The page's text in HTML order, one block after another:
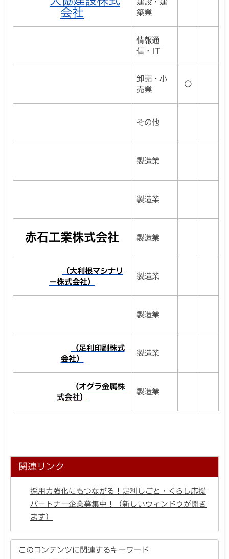
会社
築業
情報通
信・IT
卸売・小
売業
〇
その他
製造業
製造業
赤石工業株式会社 製造業
（大利根マシナリ
ー株式会社）
製造業
製造業
（足利印刷株式
会社）
製造業
（オグラ金属株
式会社）
製造業
関連リンク
採用力強化にもつながる！足利しごと・くらし応援
パートナー企業募集中！（新しいウィンドウが開き
ます）
このコンテンツに関連するキーワード